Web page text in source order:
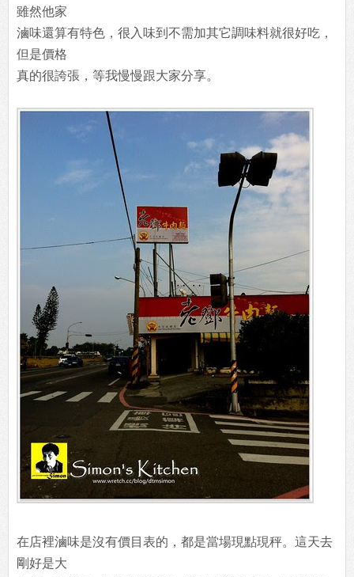
雖然他家
滷味還算有特色，很入味到不需加其它調味料就很好吃，
但是價格
真的很誇張，等我慢慢跟大家分享。
在店裡滷味是沒有價目表的，都是當場現點現秤。這天去
剛好是大